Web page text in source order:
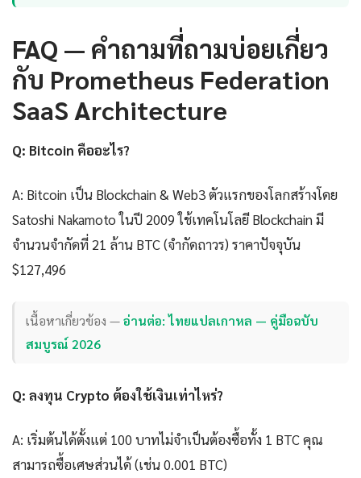
FAQ — คำถามที่ถามบ่อยเกี่ยว
กับ Prometheus Federation
SaaS Architecture
Q: Bitcoin คืออะไร?
A: Bitcoin เป็น Blockchain & Web3 ตัวแรกของโลกสร้างโดย
Satoshi Nakamoto ในปี 2009 ใช้เทคโนโลยี Blockchain มี
จำนวนจำกัดที่ 21 ล้าน BTC (จำกัดถาวร) ราคาปัจจุบัน
$127,496
เนื้อหาเกี่ยวข้อง —อ่านต่อ: ไทยแปลเกาหล — คู่มือฉบับ
สมบูรณ์ 2026
Q: ลงทุน Crypto ต้องใช้เงินเท่าไหร่?
A: เริ่มต้นได้ตั้งแต่ 100 บาทไม่จำเป็นต้องซื้อทั้ง 1 BTC คุณ
สามารถซื้อเศษส่วนได้ (เช่น 0.001 BTC)